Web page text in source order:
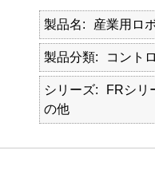
製品名 産業用ロ
製品分類 コント
シリーズ
FRシリ
の他